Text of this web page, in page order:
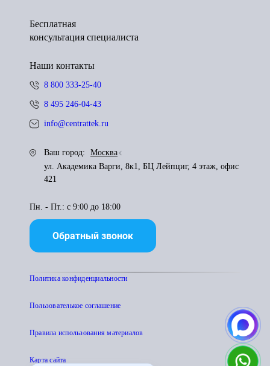
Бесплатная
консультация специалиста
Наши контакты
8 800 333-25-40
8 495 246-04-43
info@centrattek.ru
Ваш город:
Москва
ул. Академика Варги, 8к1, БЦ Лейпциг, 4 этаж, офис
421
Пн. - Пт.: с 9:00 до 18:00
Обратный звонок
Политика конфиденциальности
Пользователькое соглашение
Правила использования материалов
Карта сайта